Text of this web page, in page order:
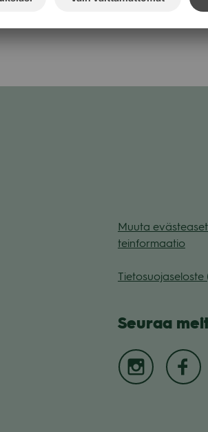
lavalla.
Muuta
tein­for­maa­tio
Tie­to­suo­ja­se­loste
Seu­raa